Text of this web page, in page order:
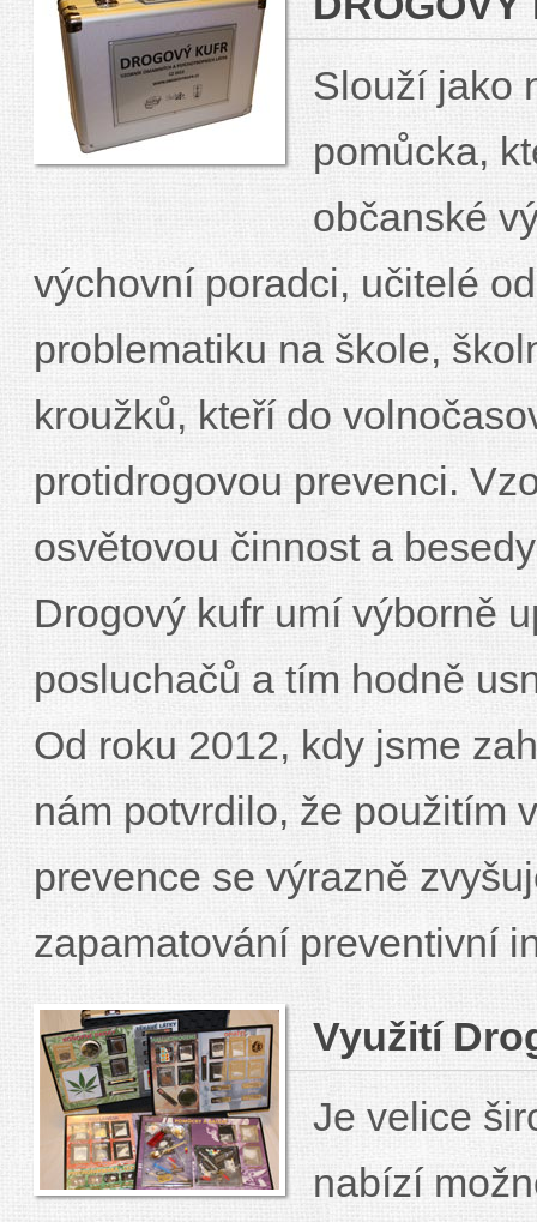
Slouží jako
pomůcka,
občanské
výchovní poradci, učitelé
problematiku na škole,
kroužků, kteří do
protidrogovou prevenci.
osvětovou činnost a
Drogový kufr umí výborně
posluchačů a tím hodně
Od roku 2012, kdy jsme
nám potvrdilo, že použitím
prevence se výrazně
zapamatování preventivní
Využití
Je velice
nabízí